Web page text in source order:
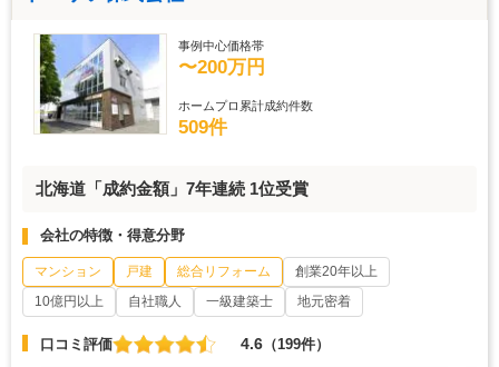
事例中心価格帯
〜200万円
ホームプロ累計成約件数
509件
北海道「成約金額」7年連続 1位受賞
会社の特徴・得意分野
マンション 戸建 総合リフォーム
創業20年以上
10億円以上
自社職人 一級建築士 地元密着
口コミ評価 4.6 （199件）